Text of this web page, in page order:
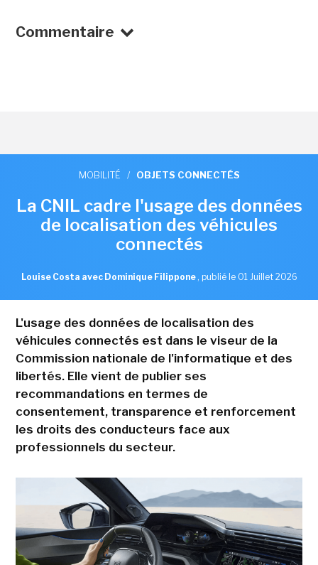
Commentaire
MOBILITÉ / OBJETS CONNECTÉS
La CNIL cadre l'usage des données
de localisation des véhicules
connectés
Louise Costa avec Dominique Filippone , publié le 01 Juillet 2026
L'usage des données de localisation des
véhicules connectés est dans le viseur de la
Commission nationale de l'informatique et des
libertés. Elle vient de publier ses
recommandations en termes de
consentement, transparence et renforcement
les droits des conducteurs face aux
professionnels du secteur.